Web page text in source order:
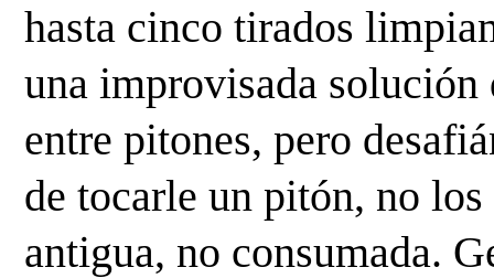
hasta cinco tirados
una improvisada solución
entre pitones, pero
de tocarle un pitón, no
antigua, no consumada.